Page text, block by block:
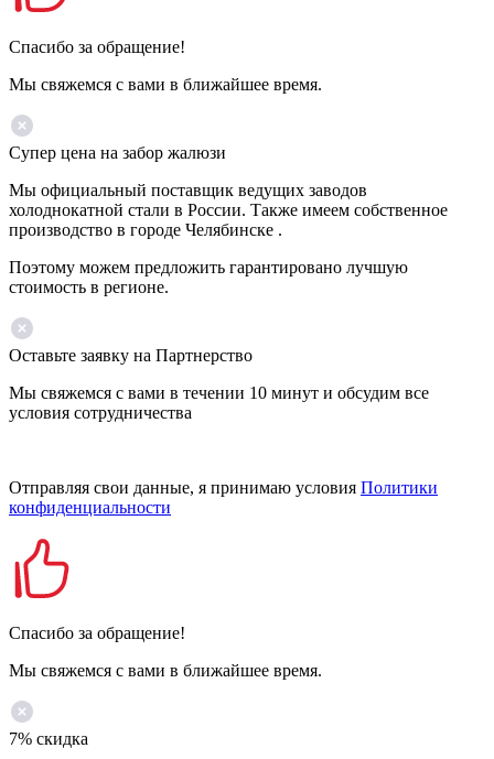
Спасибо за обращение!
Мы свяжемся с вами в ближайшее время.
Супер цена на забор жалюзи
Мы официальный поставщик ведущих заводов
холоднокатной стали в России. Также имеем собственное
производство в городе Челябинске .
Поэтому можем предложить гарантировано лучшую
стоимость в регионе.
Оставьте заявку на Партнерство
Мы свяжемся с вами в течении 10 минут и обсудим все
условия сотрудничества
Отправляя свои данные, я принимаю условия Политики
конфиденциальности
Спасибо за обращение!
Мы свяжемся с вами в ближайшее время.
7% скидка